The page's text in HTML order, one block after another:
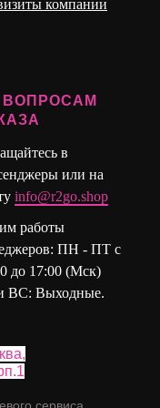
ознакомиться с
нашего магазина.
компании
ВОПРОСАМ
в
или на
info@r2go.shop
работы
ПН - ПТ с
до 17:00 (Мск)
ВС: Выходные.